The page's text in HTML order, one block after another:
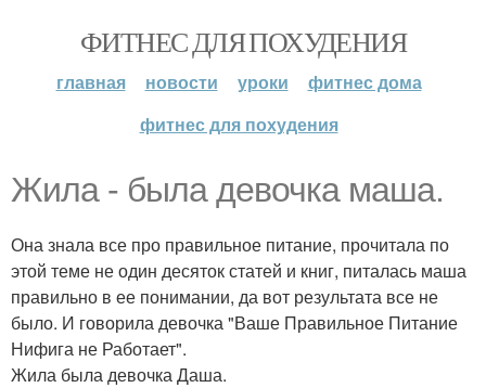
ФИТНЕС ДЛЯ ПОХУДЕНИЯ
главная новости уроки
фитнес дома
фитнес для похудения
Жила - была девочка маша.
Она знала все про правильное питание, прочитала по
этой теме не один десяток статей и книг, питалась маша
правильно в ее понимании, да вот результата все не
было. И говорила девочка "Ваше Правильное Питание
Нифига не Работает".
Жила была девочка Даша.